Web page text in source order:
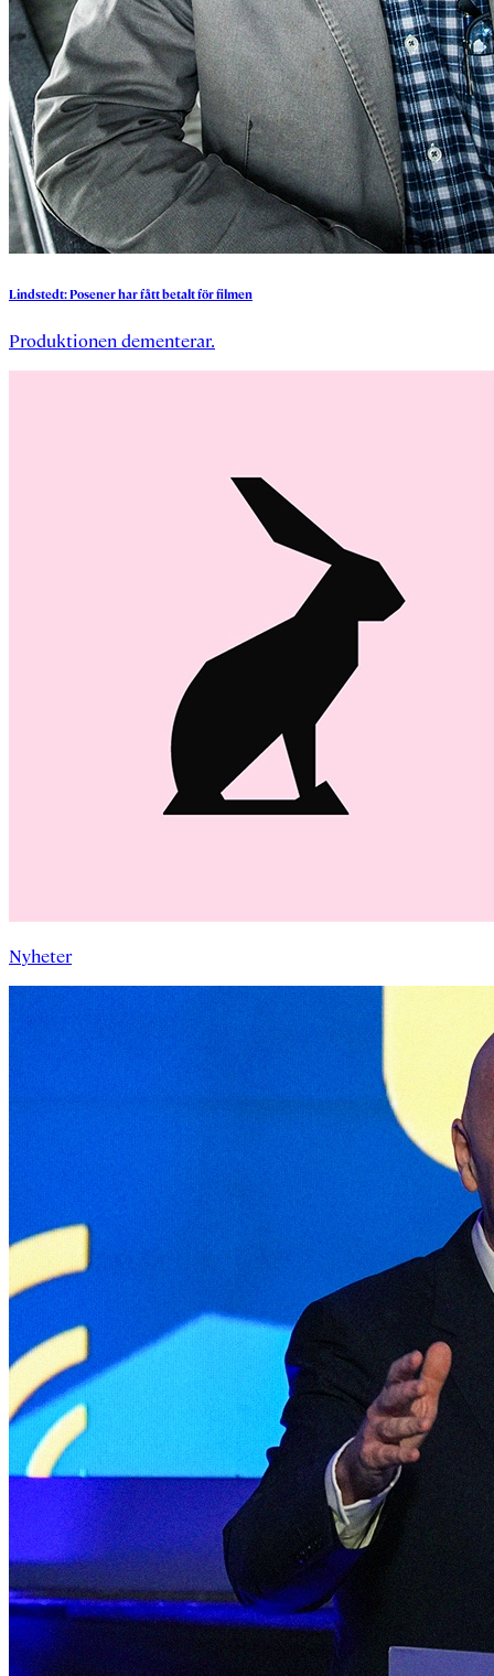
Lindstedt:Posenerharfåttbetaltförfilmen
Produktionen dementerar.
Nyheter